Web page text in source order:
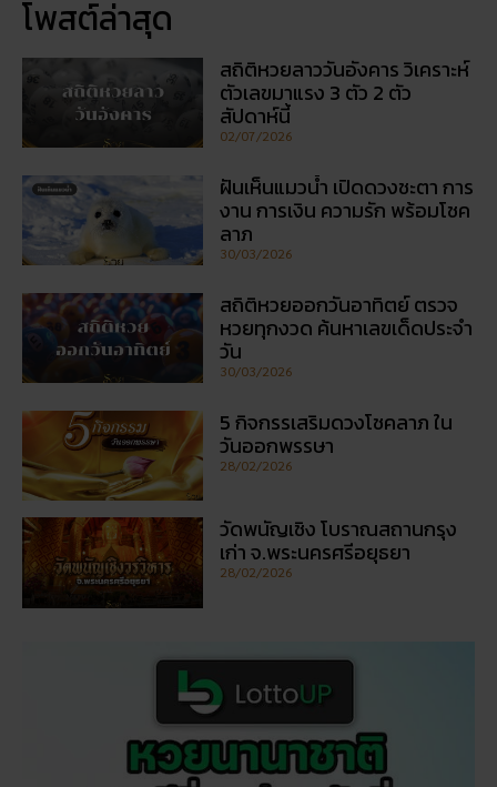
ฝันเห็นแมวน้ำ เปิดดวงชะตา การ
งาน การเงิน ความรัก พร้อมโชค
ลาภ
30/03/2026
สถิติหวยออกวันอาทิตย์ ตรวจ
หวยทุกงวด ค้นหาเลขเด็ดประจำ
วัน
30/03/2026
5 กิจกรรเสริมดวงโชคลาภ ใน
วันออกพรรษา
28/02/2026
วัดพนัญเชิง โบราณสถานกรุง
เก่า จ.พระนครศรีอยุธยา
28/02/2026